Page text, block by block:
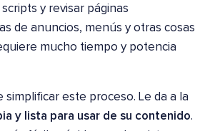
y revisar páginas
de anuncios, menús y otras cosas
mucho tiempo y potencia
simplificar este proceso. Le da a la
y lista para usar de su contenido.